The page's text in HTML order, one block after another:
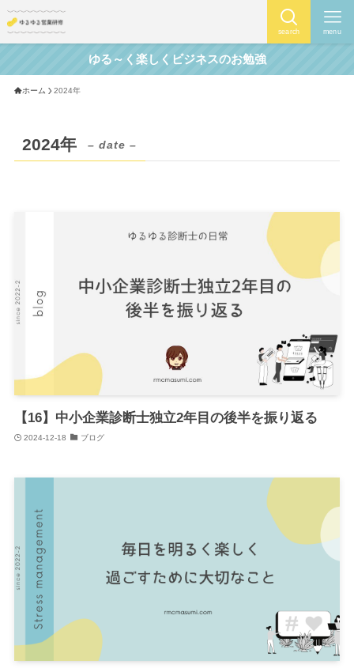
search menu
ゆる～く楽しくビジネスのお勉強
ホーム 2024年
2024年 – date –
【16】中小企業診断士独立2年目の後半を振り返る
2024-12-18 ブログ